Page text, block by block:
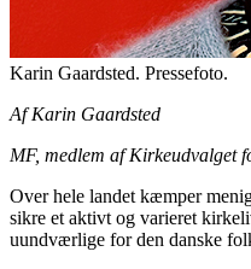
Karin Gaardsted. Pressefoto.
Af Karin Gaardsted
MF, medlem af Kirkeudvalget
Over hele landet kæmper
sikre et aktivt og varieret
uundværlige for den danske